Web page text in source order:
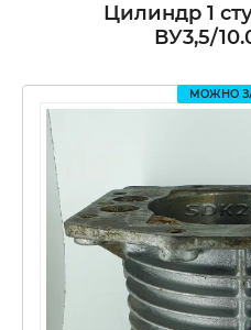
Цилиндр 1
ВУ3,5/
МОЖНО